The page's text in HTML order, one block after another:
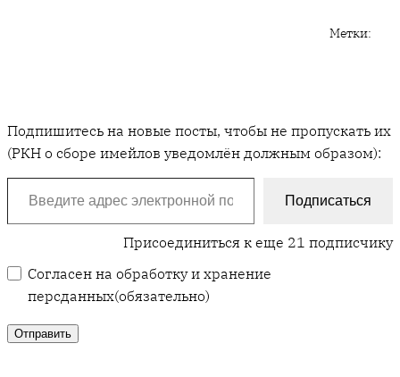
Метки:
Подпишитесь на новые посты, чтобы не пропускать их
(РКН о сборе имейлов уведомлён должным образом):
Введите адрес электронной почты…
Подписаться
Присоединиться к еще 21 подписчику
Согласен на обработку и хранение
персданных(обязательно)
Отправить